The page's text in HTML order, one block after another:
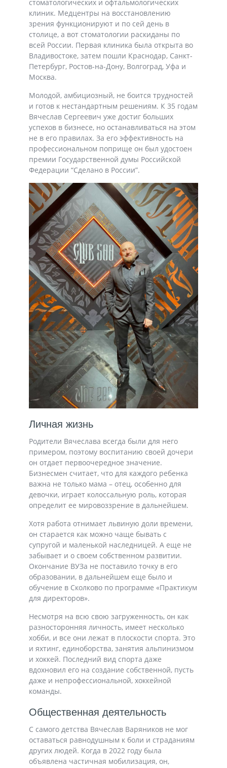
стоматологических и офтальмологических
клиник. Медцентры на восстановлению
зрения функционируют и по сей день в
столице, а вот стоматологии раскиданы по
всей России. Первая клиника была открыта во
Владивостоке, затем пошли Краснодар, Санкт-
Петербург, Ростов-на-Дону, Волгоград, Уфа и
Москва.
Молодой, амбициозный, не боится трудностей
и готов к нестандартным решениям. К 35 годам
Вячеслав Сергеевич уже достиг больших
успехов в бизнесе, но останавливаться на этом
не в его правилах. За его эффективность на
профессиональном поприще он был удостоен
премии Государственной думы Российской
Федерации “Сделано в России”.
Личная жизнь
Родители Вячеслава всегда были для него
примером, поэтому воспитанию своей дочери
он отдает первоочередное значение.
Бизнесмен считает, что для каждого ребенка
важна не только мама – отец, особенно для
девочки, играет колоссальную роль, которая
определит ее мировоззрение в дальнейшем.
Хотя работа отнимает львиную доли времени,
он старается как можно чаще бывать с
супругой и маленькой наследницей. А еще не
забывает и о своем собственном развитии.
Окончание ВУЗа не поставило точку в его
образовании, в дальнейшем еще было и
обучение в Сколково по программе «Практикум
для директоров».
Несмотря на всю свою загруженность, он как
разносторонняя личность, имеет несколько
хобби, и все они лежат в плоскости спорта. Это
и яхтинг, единоборства, занятия альпинизмом
и хоккей. Последний вид спорта даже
вдохновил его на создание собственной, пусть
даже и непрофессиональной, хоккейной
команды.
Общественная деятельность
С самого детства Вячеслав Варяников не мог
оставаться равнодушным к боли и страданиям
других людей. Когда в 2022 году была
объявлена частичная мобилизация, он,